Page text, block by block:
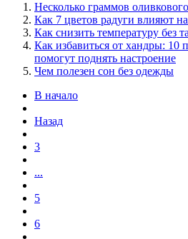
Несколько граммов
Как 7 цветов радуги влияют
Как снизить температуру без
Как избавиться от хандры: 10
помогут поднять настроение
Чем полезен сон без одежды
В начало
Назад
3
...
5
6